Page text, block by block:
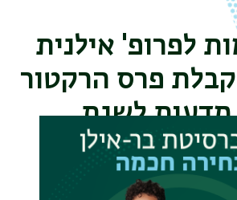
לפרופ' אילנית
קבלת פרס הרקטור
לשנת